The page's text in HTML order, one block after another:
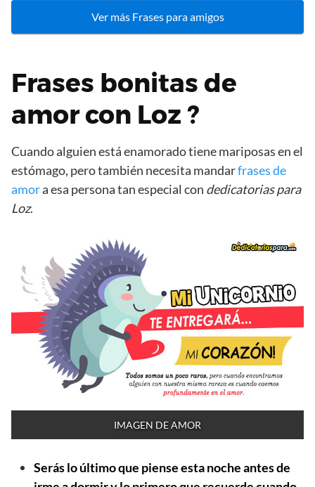
Ver más Frases para amigos
Frases bonitas de
amor con Loz ?
Cuando alguien está enamorado tiene mariposas en el
estómago, pero también necesita mandarfrases de
amora esa persona tan especial con dedicatorias para
Loz.
IMAGEN DE AMOR
Serás lo último que piense esta noche antes de